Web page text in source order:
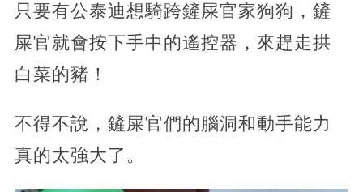
只要有公泰迪想騎跨鏟屎官家狗狗，鏟
屎官就會按下手中的遙控器，來趕走拱
白菜的豬！
不得不說，鏟屎官們的腦洞和動手能力
真的太強大了。